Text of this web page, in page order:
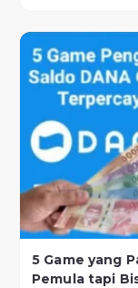
5 Game yang
Pemula tapi